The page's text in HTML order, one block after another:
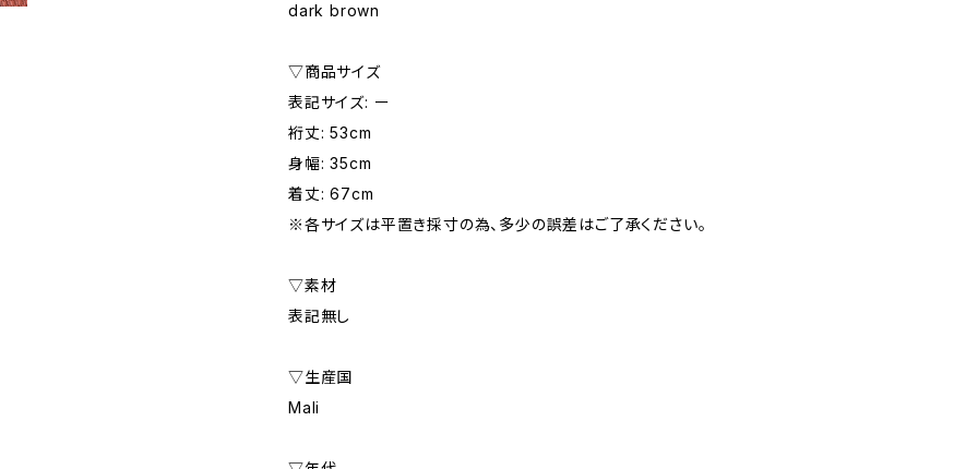
dark brown
▽商品サイズ
表記サイズ: ー
裄丈: 53cm
身幅: 35cm
着丈: 67cm
※各サイズは平置き採寸の為、多少の誤差はご了承ください。
▽素材
表記無し
▽生産国
Mali